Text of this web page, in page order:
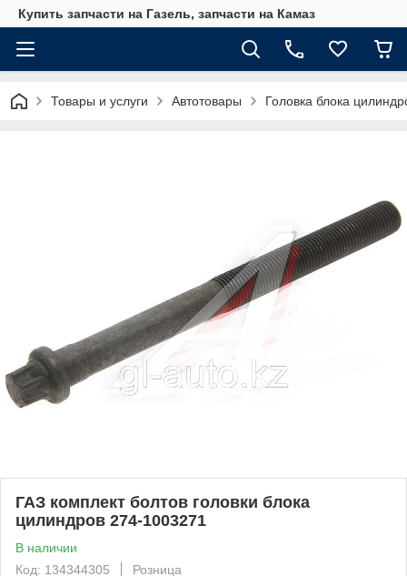
Купить запчасти на Газель, запчасти на Камаз
Товары и услуги Автотовары Головка блока
ГАЗ комплект болтов головки блока
цилиндров 274-1003271
В наличии
Код: 134344305
Розница